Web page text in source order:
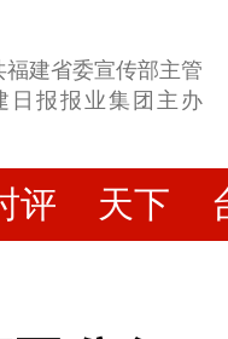
福建省委宣传部主管
日报报业集团主办
评 天下